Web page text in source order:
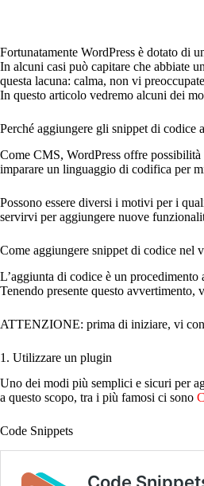
Fortunatamente WordPress è dotato di
In alcuni casi può capitare che abbiate
questa lacuna: calma, non vi
In questo articolo vedremo alcuni dei
Perché aggiungere gli snippet di codice
Come CMS, WordPress offre
imparare un linguaggio di codifica per
Possono essere diversi i motivi per i
servirvi per aggiungere nuove
Come aggiungere snippet di codice nel
L’aggiunta di codice è un procedimento
Tenendo presente questo
ATTENZIONE: prima di iniziare, vi
1. Utilizzare un plugin
Uno dei modi più semplici e sicuri per
a questo scopo, tra i più famosi ci sono
Code Snippets